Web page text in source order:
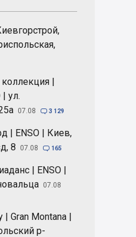
|
| ул.
07.08  3 129
| ENSO | Киев,
8
07.08  165
| ENSO |
07.08
Gran Montana |
р-